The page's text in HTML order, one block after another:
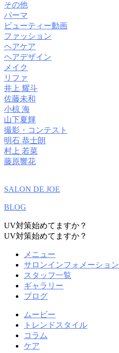
その他
パーマ
ビューティー動画
ファッション
ヘアケア
ヘアデザイン
メイク
リファ
井上 耀斗
佐藤未和
小椋 海
山下夏輝
撮影・コンテスト
明石 恭士朗
村上 若菜
藤原響花
SALON DE JOE
BLOG
UV対策始めてますか？
UV対策始めてますか？
メニュー
サロンインフォメーション
スタッフ一覧
ギャラリー
ブログ
ムービー
トレンドスタイル
コラム
ケア